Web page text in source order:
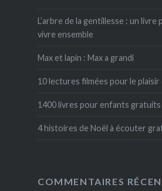
L’arbre de la gentillesse : un livre
vivre ensemble
Max et lapin : Max a grandi
10 lectures filmées pour le
1400 livres pour enfants gratuits
4 histoires de Noël à écouter
COMMENTAIRES